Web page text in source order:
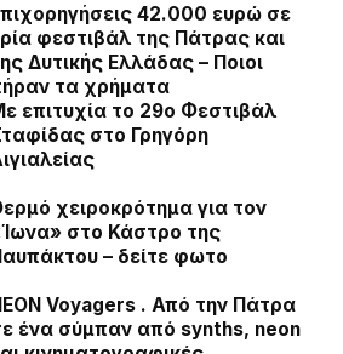
42.000 ευρώ σε
φεστιβάλ της Πάτρας και
Δυτικής Ελλάδας – Ποιοι
τα χρήματα
επιτυχία το 29ο Φεστιβάλ
στο Γρηγόρη
χειροκρότημα για τον
στο Κάστρο της
– δείτε φωτο
Voyagers . Από την Πάτρα
ένα σύμπαν από synths, neon